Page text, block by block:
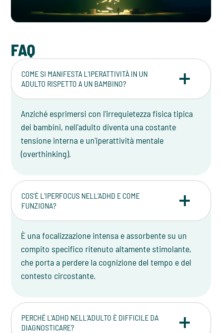
FAQ
COME SI MANIFESTA L'IPERATTIVITÀ IN UN
ADULTO RISPETTO A UN BAMBINO?
Anziché esprimersi con l'irrequietezza fisica tipica
dei bambini, nell'adulto diventa una costante
tensione interna e un'iperattività mentale
(overthinking).
COS'È L'IPERFOCUS NELL'ADHD E COME
FUNZIONA?
È una focalizzazione intensa e assorbente su un
compito specifico ritenuto altamente stimolante,
che porta a perdere la cognizione del tempo e del
contesto circostante.
PERCHÉ L'ADHD NELL'ADULTO È DIFFICILE DA
DIAGNOSTICARE?